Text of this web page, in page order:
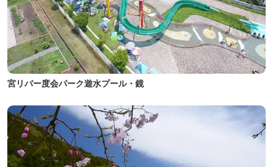
宮リバー度会パーク遊水プール・鏡